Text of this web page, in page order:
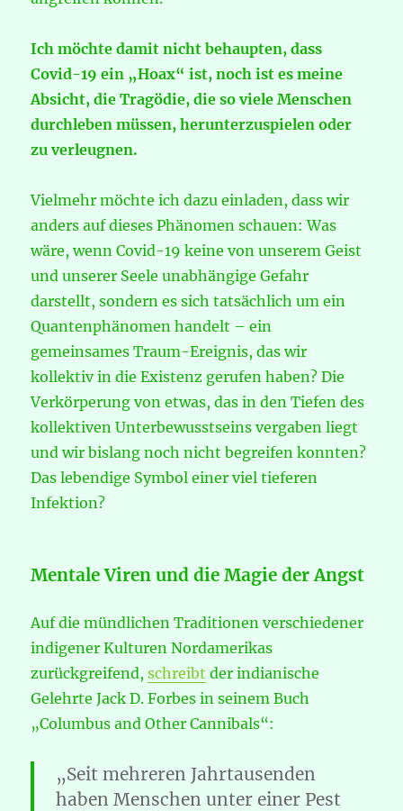
Ich möchte damit nicht behaupten, dass
Covid-19 ein „Hoax“ ist, noch ist es meine
Absicht, die Tragödie, die so viele Menschen
durchleben müssen, herunterzuspielen oder
zu verleugnen.
Vielmehr möchte ich dazu einladen, dass wir
anders auf dieses Phänomen schauen: Was
wäre, wenn Covid-19 keine von unserem Geist
und unserer Seele unabhängige Gefahr
darstellt, sondern es sich tatsächlich um ein
Quantenphänomen handelt – ein
gemeinsames Traum-Ereignis, das wir
kollektiv in die Existenz gerufen haben? Die
Verkörperung von etwas, das in den Tiefen des
kollektiven Unterbewusstseins vergaben liegt
und wir bislang noch nicht begreifen konnten?
Das lebendige Symbol einer viel tieferen
Infektion?
Mentale Viren und die Magie der Angst
Auf die mündlichen Traditionen verschiedener
indigener Kulturen Nordamerikas
zurückgreifend,schreibt der indianische
Gelehrte Jack D. Forbes in seinem Buch
„Columbus and Other Cannibals“:
„Seit mehreren Jahrtausenden
haben Menschen unter einer Pest